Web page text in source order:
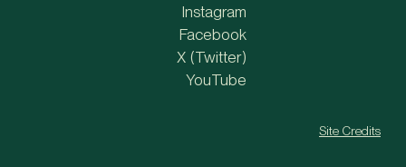
Instagram
Facebook
X (Twitter)
YouTube
Site Credits